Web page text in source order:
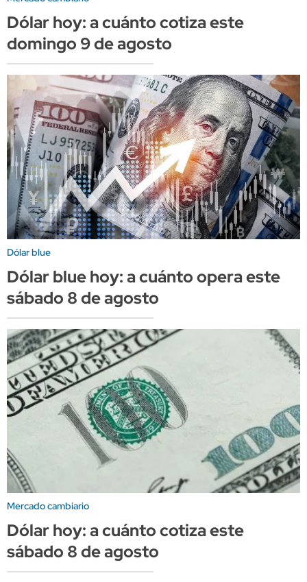
Dólar hoy: a cuánto cotiza este
domingo 9 de agosto
Dólar blue
Dólar blue hoy: a cuánto opera este
sábado 8 de agosto
Mercado cambiario
Dólar hoy: a cuánto cotiza este
sábado 8 de agosto